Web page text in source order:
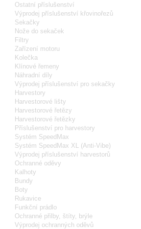
Ostatní příslušenství
Výprodej příslušenství křovinořezů
Sekačky
Nože do sekaček
Filtry
Zařízení motoru
Kolečka
Klínové řemeny
Náhradní díly
Výprodej příslušenství pro sekačky
Harvestory
Harvestorové lišty
Harvestorové řetězy
Harvestorové řetězky
Příslušenství pro harvestory
Systém SpeedMax
Systém SpeedMax XL (Anti-Vibe)
Výprodej příslušenství harvestorů
Ochranné oděvy
Kalhoty
Bundy
Boty
Rukavice
Funkční prádlo
Ochranné přilby, štíty, brýle
Výprodej ochranných oděvů